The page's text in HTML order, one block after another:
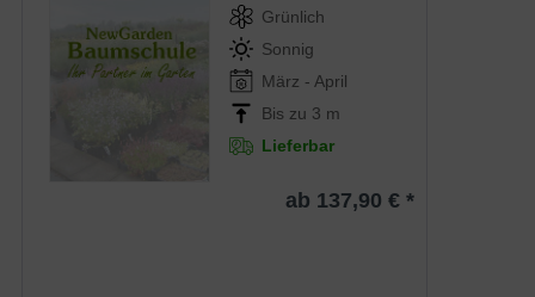
Grünlich
Sonnig
März - April
Bis zu 3 m
Lieferbar
ab 137,90 € *